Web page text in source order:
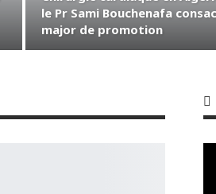
le Pr Sami Bouchenafa
major de promotion